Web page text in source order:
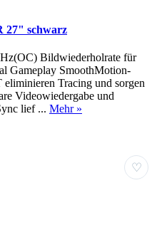
27" schwarz
Bildwiederholrate für
Gameplay SmoothMotion-
Tracing und sorgen
Videowiedergabe und
lief ... Mehr »
♡